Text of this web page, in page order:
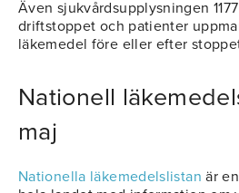
Även sjukvårdsupplysningen
driftstoppet och patienter
läkemedel före eller efter
Nationell
maj
Nationella läkemedelslistan är